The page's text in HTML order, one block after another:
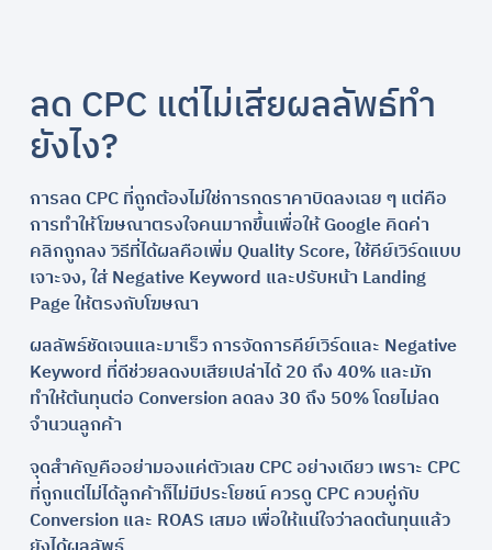
ลด CPC แต่ไม่เสียผลลัพธ์ทำ
ยังไง?
การลด CPC ที่ถูกต้องไม่ใช่การกดราคาบิดลงเฉย ๆ แต่คือ
การทำให้โฆษณาตรงใจคนมากขึ้นเพื่อให้ Google คิดค่า
คลิกถูกลง วิธีที่ได้ผลคือเพิ่ม Quality Score, ใช้คีย์เวิร์ดแบบ
เจาะจง, ใส่ Negative Keyword และปรับหน้า Landing
Page ให้ตรงกับโฆษณา
ผลลัพธ์ชัดเจนและมาเร็ว การจัดการคีย์เวิร์ดและ Negative
Keyword ที่ดีช่วยลดงบเสียเปล่าได้ 20 ถึง 40% และมัก
ทำให้ต้นทุนต่อ Conversion ลดลง 30 ถึง 50% โดยไม่ลด
จำนวนลูกค้า
จุดสำคัญคืออย่ามองแค่ตัวเลข CPC อย่างเดียว เพราะ CPC
ที่ถูกแต่ไม่ได้ลูกค้าก็ไม่มีประโยชน์ ควรดู CPC ควบคู่กับ
Conversion และ ROAS เสมอ เพื่อให้แน่ใจว่าลดต้นทุนแล้ว